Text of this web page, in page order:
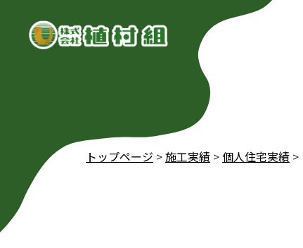
トップページ >施工実績 > 個人住宅実績 >